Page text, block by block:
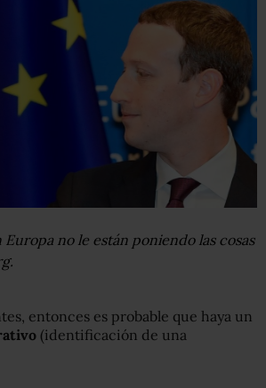
no le están poniendo las cosas
entonces es probable que haya un
(identificación de una